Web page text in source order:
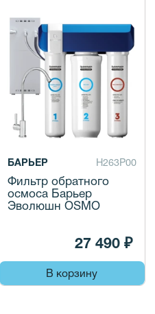
БАРЬЕР Н263Р00
Фильтр обратного
осмоса Барьер
Эволюшн OSMO
27 490 ₽
В корзину